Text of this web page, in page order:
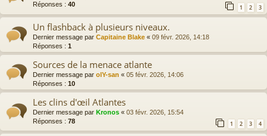
Réponses : 40 1 2 3
Un flashback à plusieurs niveaux.
Dernier message par Capitaine Blake « 09 févr. 2026, 14:18
Réponses : 1
Sources de la menace atlante
Dernier message par olY-san « 05 févr. 2026, 14:06
Réponses : 10
Les clins d'œil Atlantes
Dernier message par Kronos « 03 févr. 2026, 15:54
Réponses : 78 1 2 3 4